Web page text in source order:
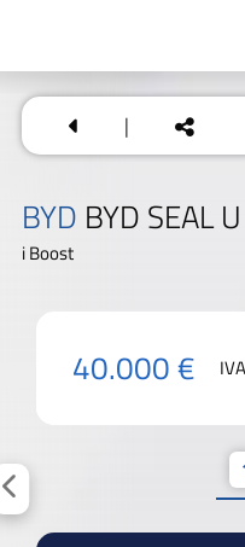
|
BYD BYD SEAL
i Boost
40.000 €